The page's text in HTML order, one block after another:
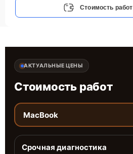
Стоимость работ
АКТУАЛЬНЫЕ ЦЕНЫ
Стоимость работ
MacBook
Срочная диагностика